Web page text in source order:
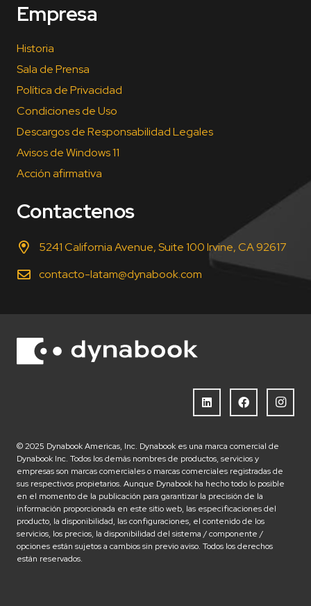
Empresa
Historia
Sala de Prensa
Política de Privacidad
Condiciones de Uso
Descargos de Responsabilidad Legales
Avisos de Windows 11
Acción afirmativa
Contactenos
5241 California Avenue, Suite 100 Irvine, CA 92617
contacto-latam@dynabook.com
© 2025 Dynabook Americas, Inc. Dynabook es una marca comercial de
Dynabook Inc. Todos los demás nombres de productos, servicios y
empresas son marcas comerciales o marcas comerciales registradas de
sus respectivos propietarios. Aunque Dynabook ha hecho todo lo posible
en el momento de la publicación para garantizar la precisión de la
información proporcionada en este sitio web, las especificaciones del
producto, la disponibilidad, las configuraciones, el contenido de los
servicios, los precios, la disponibilidad del sistema / componente /
opciones están sujetos a cambios sin previo aviso. Todos los derechos
están reservados.